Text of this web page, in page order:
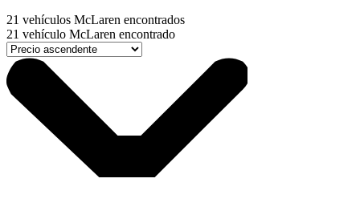
21 vehículos McLaren encontrados
21 vehículo McLaren encontrado